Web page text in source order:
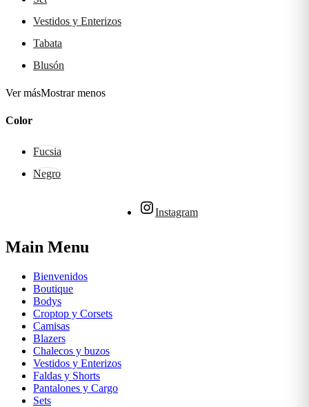
Vestidos y Enterizos
Tabata
Blusón
Ver másMostrar menos
Color
Fucsia
Negro
Instagram
Main Menu
Bienvenidos
Boutique
Bodys
Croptop y Corsets
Camisas
Blazers
Chalecos y buzos
Vestidos y Enterizos
Faldas y Shorts
Pantalones y Cargo
Sets